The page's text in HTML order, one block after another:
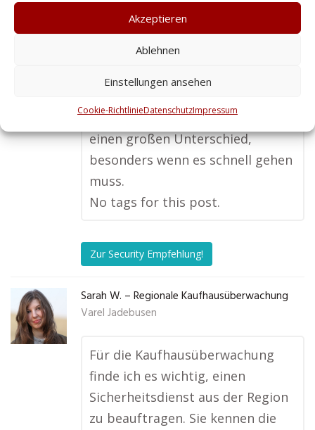
Akzeptieren
Ablehnen
Einstellungen ansehen
Cookie-RichtlinieDatenschutzImpressum
es mir wichtig, dass ich mich auf
den Sicherheitsdienst verlassen
kann. Mit einem Anbieter aus der
Region fühle ich mich einfach
persönliche Betreuung machen
einen großen Unterschied,
besonders wenn es schnell gehen
muss.
No tags for this post.
Zur Security Empfehlung!
Sarah W. – Regionale Kaufhausüberwachung
Varel Jadebusen
Für die Kaufhausüberwachung
finde ich es wichtig, einen
Sicherheitsdienst aus der Region
zu beauftragen. Sie kennen die